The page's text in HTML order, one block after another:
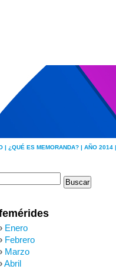
| ¿QUÉ ES MEMORANDA? | AÑO 2014 |
Enero
Febrero
Marzo
Abril